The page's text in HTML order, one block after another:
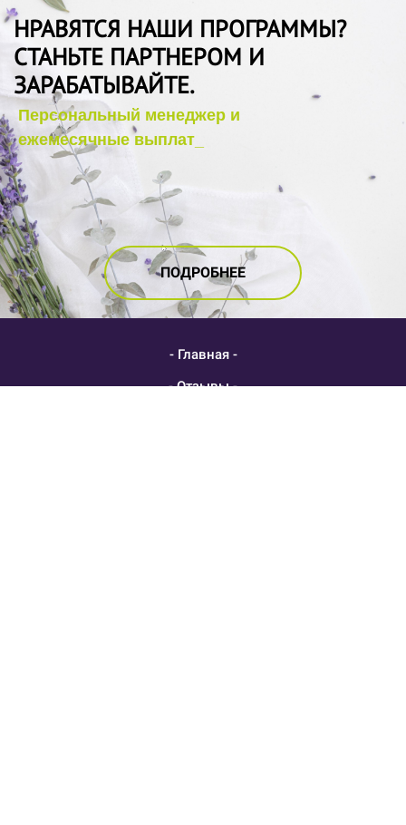
НРАВЯТСЯ НАШИ ПРОГРАММЫ?
СТАНЬТЕ ПАРТНЕРОМ И
ЗАРАБАТЫВАЙТЕ.
ПОДРОБНЕЕ
- Главная -
- Отзывы -